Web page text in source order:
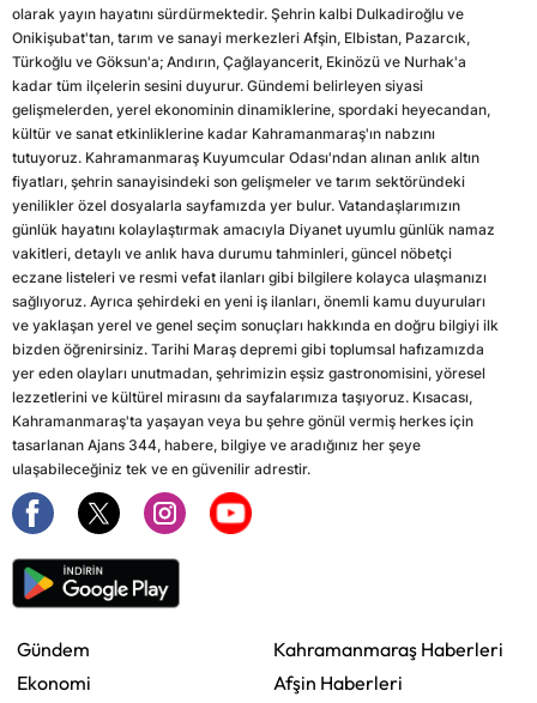
olarak yayın hayatını sürdürmektedir. Şehrin kalbi Dulkadiroğlu ve
Onikişubat'tan, tarım ve sanayi merkezleri Afşin, Elbistan, Pazarcık,
Türkoğlu ve Göksun'a; Andırın, Çağlayancerit, Ekinözü ve Nurhak'a
kadar tüm ilçelerin sesini duyurur. Gündemi belirleyen siyasi
gelişmelerden, yerel ekonominin dinamiklerine, spordaki heyecandan,
kültür ve sanat etkinliklerine kadar Kahramanmaraş'ın nabzını
tutuyoruz. Kahramanmaraş Kuyumcular Odası'ndan alınan anlık altın
fiyatları, şehrin sanayisindeki son gelişmeler ve tarım sektöründeki
yenilikler özel dosyalarla sayfamızda yer bulur. Vatandaşlarımızın
günlük hayatını kolaylaştırmak amacıyla Diyanet uyumlu günlük namaz
vakitleri, detaylı ve anlık hava durumu tahminleri, güncel nöbetçi
eczane listeleri ve resmi vefat ilanları gibi bilgilere kolayca ulaşmanızı
sağlıyoruz. Ayrıca şehirdeki en yeni iş ilanları, önemli kamu duyuruları
ve yaklaşan yerel ve genel seçim sonuçları hakkında en doğru bilgiyi ilk
bizden öğrenirsiniz. Tarihi Maraş depremi gibi toplumsal hafızamızda
yer eden olayları unutmadan, şehrimizin eşsiz gastronomisini, yöresel
lezzetlerini ve kültürel mirasını da sayfalarımıza taşıyoruz. Kısacası,
Kahramanmaraş'ta yaşayan veya bu şehre gönül vermiş herkes için
tasarlanan Ajans 344, habere, bilgiye ve aradığınız her şeye
ulaşabileceğiniz tek ve en güvenilir adrestir.
Gündem
Ekonomi
Kahramanmaraş Haberleri
Afşin Haberleri